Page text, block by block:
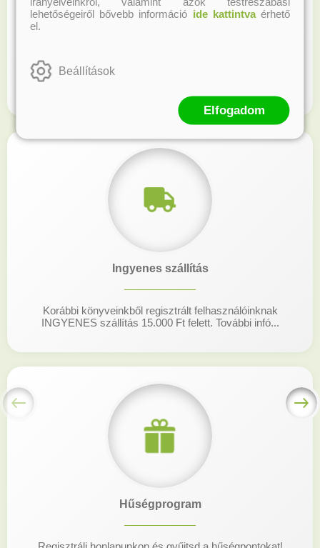
Ingyenes szállítás
Korábbi könyveinkből regisztrált felhasználóinknak
INGYENES szállítás 15.000 Ft felett. További infó...
Hűségprogram
lehetőségeiről bővebb információ ide kattintvaérhető
el.
Beállítások
Elfogadom